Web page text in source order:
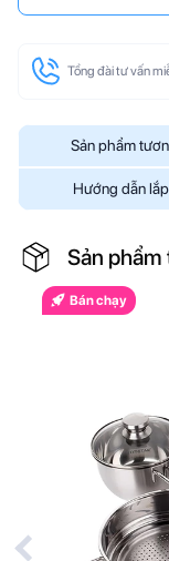
Tổng đài tư vấn
Sản phẩm
Hướng dẫn
Sản
Bán chạy